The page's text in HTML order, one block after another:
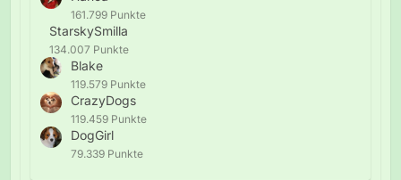
161.799 Punkte
StarskySmilla
134.007 Punkte
Blake
119.579 Punkte
CrazyDogs
119.459 Punkte
DogGirl
79.339 Punkte